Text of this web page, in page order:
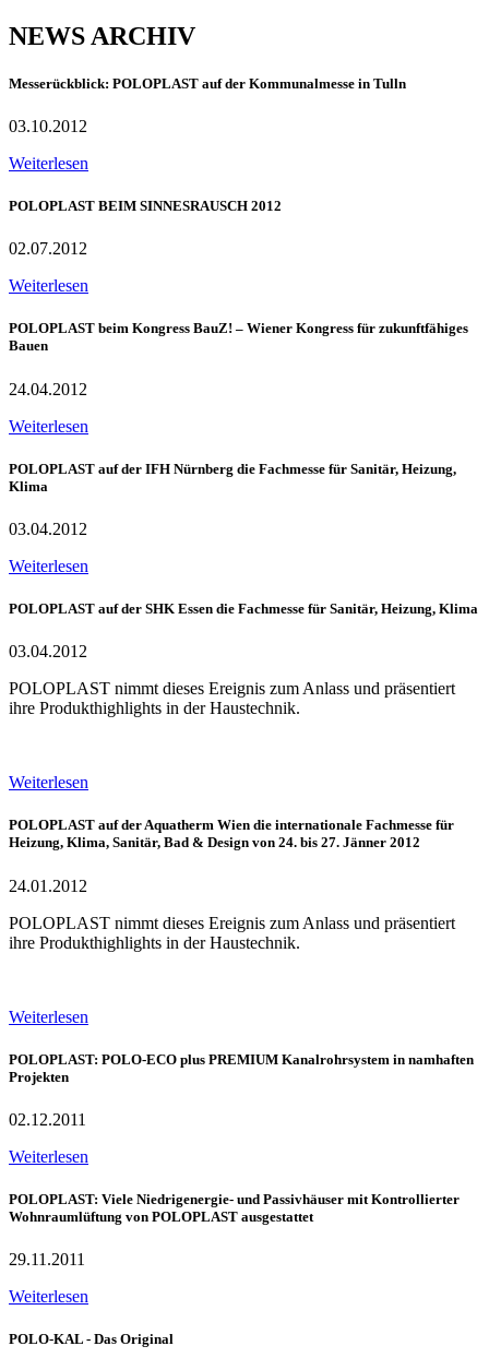
NEWS ARCHIV
Messerückblick: POLOPLAST auf der Kommunalmesse in Tulln
03.10.2012
Weiterlesen
POLOPLAST BEIM SINNESRAUSCH 2012
02.07.2012
Weiterlesen
POLOPLAST beim Kongress BauZ! – Wiener Kongress für zukunftfähiges
Bauen
24.04.2012
Weiterlesen
POLOPLAST auf der IFH Nürnberg die Fachmesse für Sanitär, Heizung,
Klima
03.04.2012
Weiterlesen
POLOPLAST auf der SHK Essen die Fachmesse für Sanitär, Heizung, Klima
03.04.2012
POLOPLAST nimmt dieses Ereignis zum Anlass und präsentiert
ihre Produkthighlights in der Haustechnik.
Weiterlesen
POLOPLAST auf der Aquatherm Wien die internationale Fachmesse für
Heizung, Klima, Sanitär, Bad & Design von 24. bis 27. Jänner 2012
24.01.2012
POLOPLAST nimmt dieses Ereignis zum Anlass und präsentiert
ihre Produkthighlights in der Haustechnik.
Weiterlesen
POLOPLAST: POLO-ECO plus PREMIUM Kanalrohrsystem in namhaften
Projekten
02.12.2011
Weiterlesen
POLOPLAST: Viele Niedrigenergie- und Passivhäuser mit Kontrollierter
Wohnraumlüftung von POLOPLAST ausgestattet
29.11.2011
Weiterlesen
POLO-KAL - Das Original